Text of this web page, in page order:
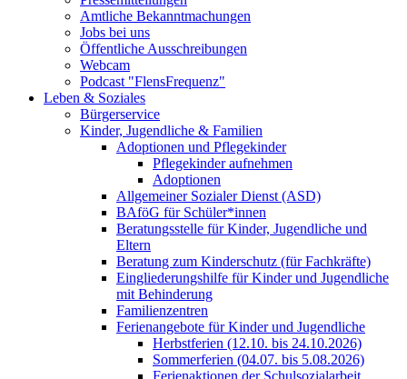
Amtliche Bekanntmachungen
Jobs bei uns
Öffentliche Ausschreibungen
Webcam
Podcast "FlensFrequenz"
Leben & Soziales
Bürgerservice
Kinder, Jugendliche & Familien
Adoptionen und Pflegekinder
Pflegekinder aufnehmen
Adoptionen
Allgemeiner Sozialer Dienst (ASD)
BAföG für Schüler*innen
Beratungsstelle für Kinder, Jugendliche und
Eltern
Beratung zum Kinderschutz (für Fachkräfte)
Eingliederungshilfe für Kinder und Jugendliche
mit Behinderung
Familienzentren
Ferienangebote für Kinder und Jugendliche
Herbstferien (12.10. bis 24.10.2026)
Sommerferien (04.07. bis 5.08.2026)
Ferienaktionen der Schulsozialarbeit